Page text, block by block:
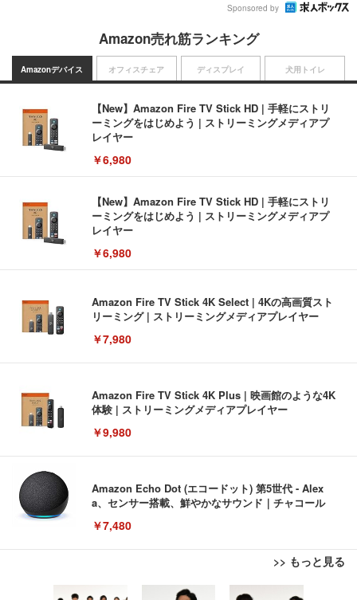
Sponsored by
Amazon売れ筋ランキング
Amazonデバイス
【New】Amazon Fire TV Stick HD | 手軽にストリ
ーミングをはじめよう | ストリーミングメディアプ
レイヤー
￥6,980
【New】Amazon Fire TV Stick HD | 手軽にストリ
ーミングをはじめよう | ストリーミングメディアプ
レイヤー
￥6,980
Amazon Fire TV Stick 4K Select | 4Kの高画質スト
リーミング | ストリーミングメディアプレイヤー
￥7,980
Amazon Fire TV Stick 4K Plus | 映画館のような4K
体験 | ストリーミングメディアプレイヤー
￥9,980
Amazon Echo Dot (エコードット) 第5世代 - Alex
a、センサー搭載、鮮やかなサウンド｜チャコール
￥7,480
>> もっと見る
オフィスチェア
[EdoErgo] オフィスチェア 椅子 テレワーク 疲れな
ディスプレイ
EIZO ビジネス向けプレミアムモニター | FlexScan
犬用トイレ